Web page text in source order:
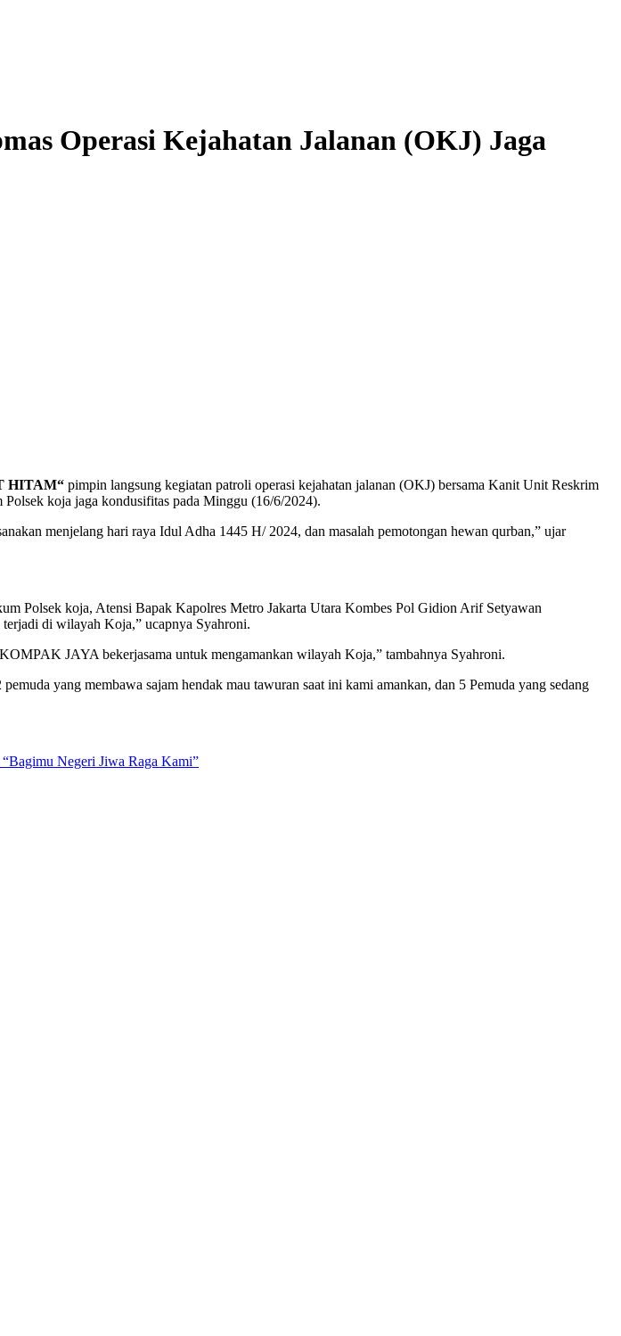
Operasi Kejahatan Jalanan (OKJ) Jaga
HITAM“ pimpin langsung kegiatan patroli operasi kejahatan jalanan (OKJ) bersama Kanit Unit Reskrim
koja jaga kondusifitas pada Minggu (16/6/2024).
menjelang hari raya Idul Adha 1445 H/ 2024, dan masalah pemotongan hewan qurban,” ujar
Polsek koja, Atensi Bapak Kapolres Metro Jakarta Utara Kombes Pol Gidion Arif Setyawan
terjadi di wilayah Koja,” ucapnya Syahroni.
JAYA bekerjasama untuk mengamankan wilayah Koja,” tambahnya Syahroni.
yang membawa sajam hendak mau tawuran saat ini kami amankan, dan 5 Pemuda yang sedang
Negeri Jiwa Raga Kami”